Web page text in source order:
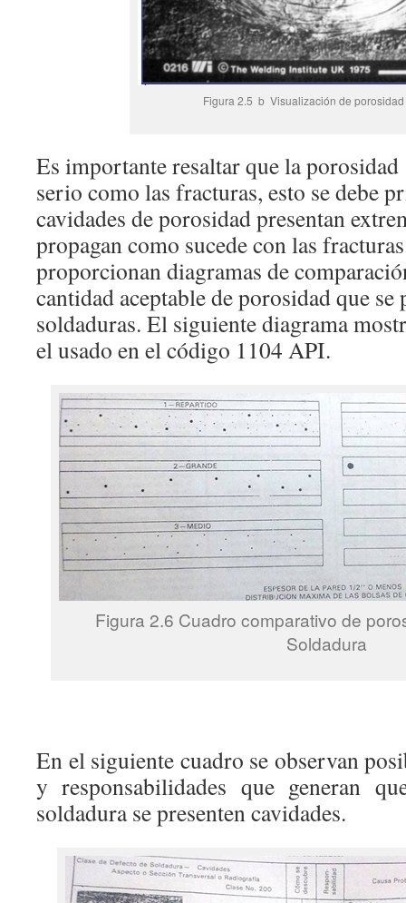
Figura 2.5 b Visualización de porosidad
Es importante resaltar que la
serio como las fracturas, esto se debe
cavidades de porosidad presentan
propagan como sucede con las
proporcionan diagramas de
cantidad aceptable de porosidad que se
soldaduras. El siguiente diagrama
el usado en el código 1104 API.
Figura 2.6 Cuadro comparativo de
Soldadura
En el siguiente cuadro se observan
y responsabilidades que generan
soldadura se presenten cavidades.